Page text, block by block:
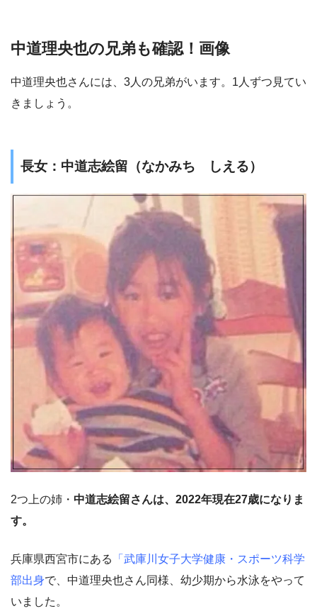
中道理央也の兄弟も確認！画像
中道理央也さんには、3人の兄弟がいます。1人ずつ見てい
きましょう。
長女：中道志絵留（なかみち しえる）
2つ上の姉・ 中道志絵留さんは、2022年現在27歳になりま
す。
兵庫県西宮市にある
「武庫川女子大学健康・スポーツ科学
部出身で、中道理央也さん同様、幼少期から水泳をやって
いました。